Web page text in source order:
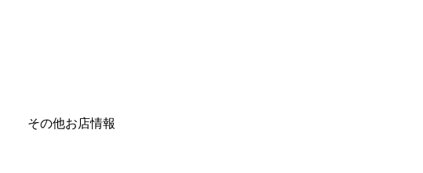
その他お店情報